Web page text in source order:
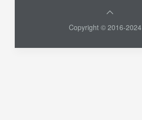
Copyright © 2016-2024